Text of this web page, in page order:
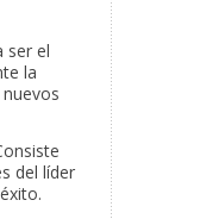
ser el
la
del líder